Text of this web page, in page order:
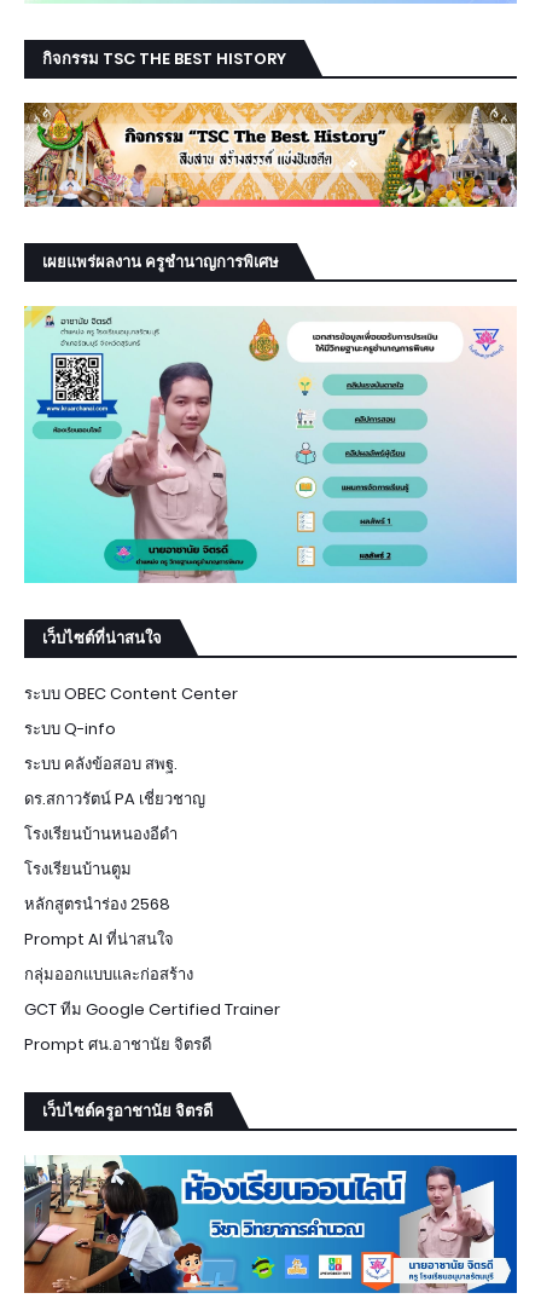
กิจกรรม TSC THE BEST HISTORY
เผยแพร่ผลงาน ครูชำนาญการพิเศษ
เว็บไซต์ที่น่าสนใจ
ระบบ OBEC Content Center
ระบบ Q-info
ระบบ คลังข้อสอบ สพฐ.
ดร.สกาวรัตน์ PA เชี่ยวชาญ
โรงเรียนบ้านหนองอีดำ
โรงเรียนบ้านตูม
หลักสูตรนำร่อง 2568
Prompt AI ที่น่าสนใจ
กลุ่มออกแบบและก่อสร้าง
GCT ทีม Google Certified Trainer
Prompt ศน.อาชานัย จิตรดี
เว็บไซต์ครูอาชานัย จิตรดี